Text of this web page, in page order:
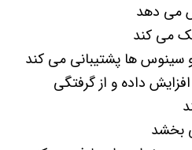
می دهد
می کند
سینوس ها پشتیبانی می کند
داده و از گرفتگی
بخشد